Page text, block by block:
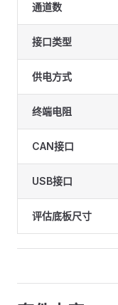
通道数
接口类型
供电方式
终端电阻
CAN接口
USB接口
评估底板尺寸